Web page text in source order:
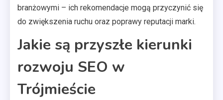
branżowymi – ich rekomendacje mogą przyczynić się
do zwiększenia ruchu oraz poprawy reputacji marki.
Jakie są przyszłe kierunki
rozwoju SEO w
Trójmieście